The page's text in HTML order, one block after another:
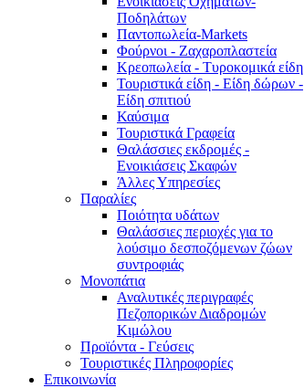
Ποδηλάτων
Παντοπωλεία-Markets
Φούρνοι - Ζαχαροπλαστεία
Κρεοπωλεία - Τυροκομικά είδη
Τουριστικά είδη - Είδη δώρων -
Είδη σπιτιού
Καύσιμα
Τουριστικά Γραφεία
Θαλάσσιες εκδρομές -
Ενοικιάσεις Σκαφών
Άλλες Υπηρεσίες
Παραλίες
Ποιότητα υδάτων
Θαλάσσιες περιοχές για το
λούσιμο δεσποζόμενων ζώων
συντροφιάς
Μονοπάτια
Αναλυτικές περιγραφές
Πεζοπορικών Διαδρομών
Κιμώλου
Προϊόντα - Γεύσεις
Τουριστικές Πληροφορίες
Επικοινωνία